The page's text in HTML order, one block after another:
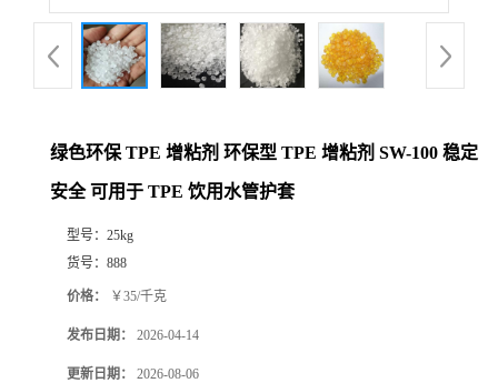
绿色环保 TPE 增粘剂 环保型 TPE 增粘剂 SW-100 稳定
安全 可用于 TPE 饮用水管护套
型号： 25kg
货号： 888
价格： ￥35/千克
发布日期： 2026-04-14
更新日期： 2026-08-06